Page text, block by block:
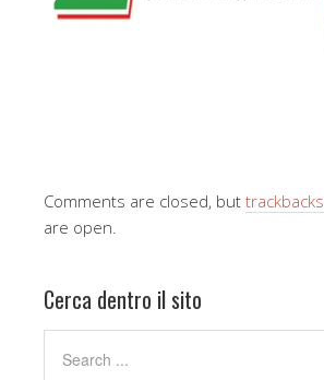
Comments are closed, but trackbacks
are open.
Cerca dentro il sito